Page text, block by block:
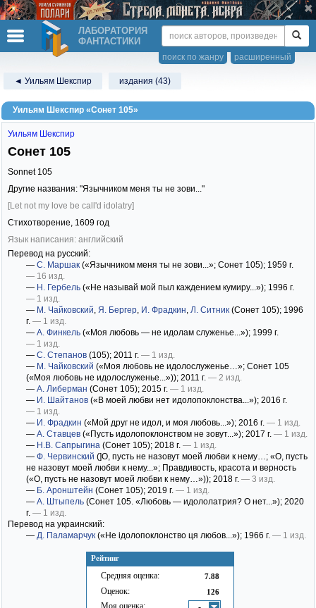
ЛАБОРАТОРИЯ
ФАНТАСТИКИ
расширенный
поиск по жанру
◄ Уильям Шекспир издания (43)
Уильям Шекспир «Сонет 105»
Рейтинг
Средняя оценка: 7.88
Оценок: 126
Моя оценка:
Уильям Шекспир
Сонет 105
Sonnet 105
Другие названия: "Язычником меня ты не зови..."
[Let not my love be call'd idolatry]
Стихотворение, 1609 год
Язык написания: английский
Перевод на русский:
— С. Маршак («Язычником меня ты не зови...»; Сонет 105); 1959 г.
— 16 изд.
— Н. Гербель («Не называй мой пыл каждением кумиру...»); 1996 г.
— 1 изд.
— М. Чайковский, Я. Бергер, И. Фрадкин, Л. Ситник (Сонет 105); 1996
г. — 1 изд.
— А. Финкель («Моя любовь — не идолам служенье...»); 1999 г.
— 1 изд.
— С. Степанов (105); 2011 г. — 1 изд.
— М. Чайковский («Моя любовь не идолослуженье…»; Сонет 105
(«Моя любовь не идолослуженье...»)); 2011 г. — 2 изд.
— А. Либерман (Сонет 105); 2015 г. — 1 изд.
— И. Шайтанов («В моей любви нет идолопоклонства...»); 2016 г.
— 1 изд.
— И. Фрадкин («Мой друг не идол, и моя любовь...»); 2016 г. — 1 изд.
— А. Ставцев («Пусть идолопоклонством не зовут...»); 2017 г. — 1 изд.
— Н.В. Сапрыгина (Сонет 105); 2018 г. — 1 изд.
— Ф. Червинский (]О, пусть не назовут моей любви к нему…; «О, пусть
не назовут моей любви к нему...»; Правдивость, красота и верность
(«О, пусть не назовут моей любви к нему…»)); 2018 г. — 3 изд.
— Б. Аронштейн (Сонет 105); 2019 г. — 1 изд.
— А. Штыпель (Сонет 105. «Любовь — идололатрия? О нет...»); 2020
г. — 1 изд.
Перевод на украинский:
— Д. Паламарчук («Не ідолопоклонство ця любов...»); 1966 г. — 1 изд.